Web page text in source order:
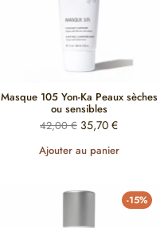
Masque 105 Yon-Ka Peaux sèches
ou sensibles
42,00€ 35,70 €
Ajouter au panier
-15%